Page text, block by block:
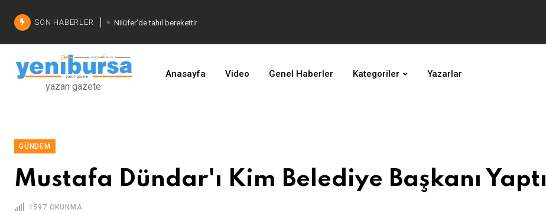
SON HABERLER Nilüfer'de tahıl berekettir
Şadi Özdemir'den çözüm
İşinizi geliştirin
yazan gazete
Anasayfa Video Genel Haberler Kategoriler Yazarlar
GÜNDEM
Mustafa Dündar'ı Kim Belediye Başkanı Yaptı
1597 OKUNMA